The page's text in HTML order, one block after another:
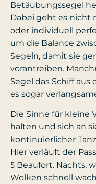
Betäubungssegel
Dabei geht es nicht
oder individuell
um die Balance
Segeln, damit sie
vorantreiben.
Segel das Schiff
es sogar
Die Sinne für kleine
halten und sich an
kontinuierlicher
Hier verläuft der
5 Beaufort. Nachts,
Wolken schnell